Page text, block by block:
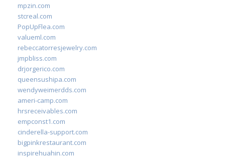
mpzin.com
stcreal.com
PopUpFlea.com
valueml.com
rebeccatorresjewelry.com
jmpbliss.com
drjorgerico.com
queensushipa.com
wendyweimerdds.com
ameri-camp.com
hrsreceivables.com
empconst1.com
cinderella-support.com
bigpinkrestaurant.com
inspirehuahin.com